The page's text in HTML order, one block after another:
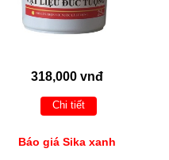
318,000 vnđ
Chi tiết
Báo giá Sika xanh